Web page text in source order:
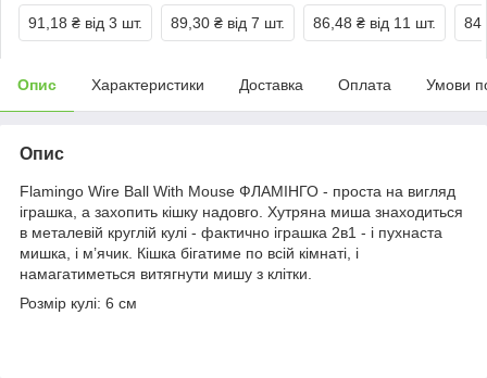
91,18 ₴ від 3 шт. 89,30 ₴ від 7 шт. 86,48 ₴ від 11 шт.
Опис Характеристики Доставка Оплата Умови
Опис
Flamingo Wire Ball With Mouse ФЛАМІНГО - проста на вигляд
іграшка, а захопить кішку надовго. Хутряна миша знаходиться
в металевій круглій кулі - фактично іграшка 2в1 - і пухнаста
мишка, і м’ячик. Кішка бігатиме по всій кімнаті, і
намагатиметься витягнути мишу з клітки.
Розмір кулі: 6 см